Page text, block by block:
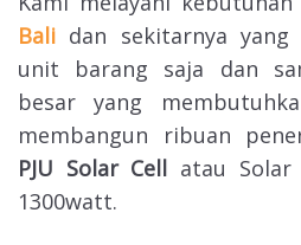
Bali dan sekitarnya
unit barang saja dan
besar yang
membangun ribuan
PJU Solar Cell atau
1300watt.